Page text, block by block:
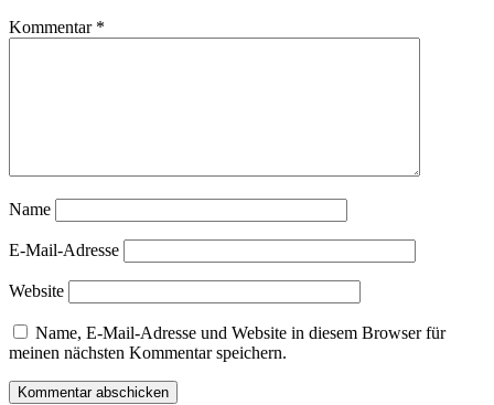
Kommentar *
Name
E-Mail-Adresse
Website
Name, E-Mail-Adresse und Website in diesem Browser für
meinen nächsten Kommentar speichern.